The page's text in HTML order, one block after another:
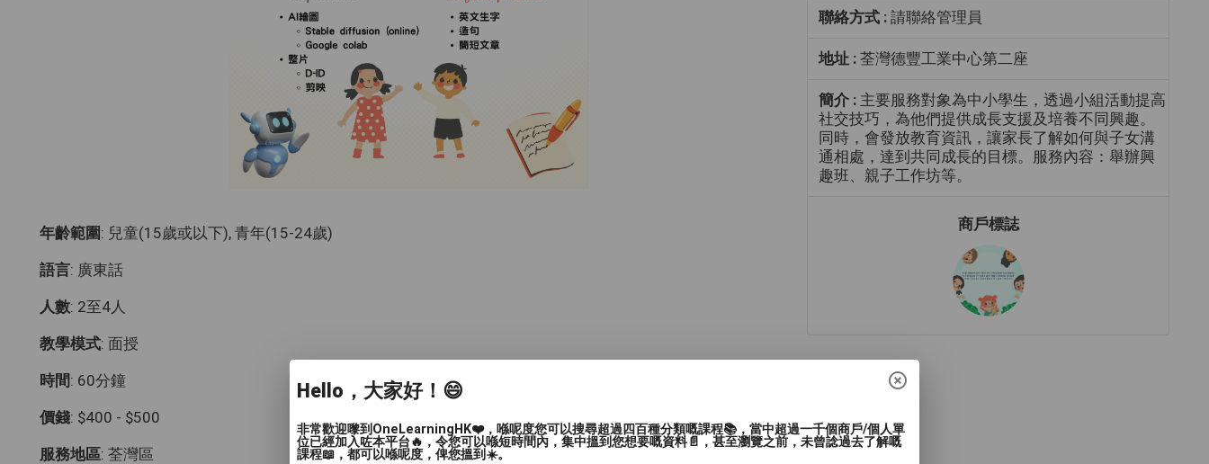
年齡範圍: 兒童(15歲或以下), 青年(15-24歲)
語言: 廣東話
人數: 2至4人
教學模式: 面授
時間: 60分鐘
價錢: $400 - $500
服務地區: 荃灣區
聯絡方式 : 請聯絡管理員
地址 : 荃灣德豐工業中心第二座
簡介 : 主要服務對象為中小學生，透過小組活動提高
社交技巧，為他們提供成長支援及培養不同興趣。
同時，會發放教育資訊，讓家長了解如何與子女溝
通相處，達到共同成長的目標。服務內容：舉辦興
趣班、親子工作坊等。
商戶標誌
Hello，大家好！😄
非常歡迎嚟到OneLearningHK❤️，喺呢度您可以搜尋超過四百種分類嘅課程📚，當中超過一千個商戶/個人單
位已經加入咗本平台🔥，令您可以喺短時間內，集中搵到您想要嘅資料📄，甚至瀏覽之前，未曾諗過去了解嘅
課程📖，都可以喺呢度，俾您搵到☀️。